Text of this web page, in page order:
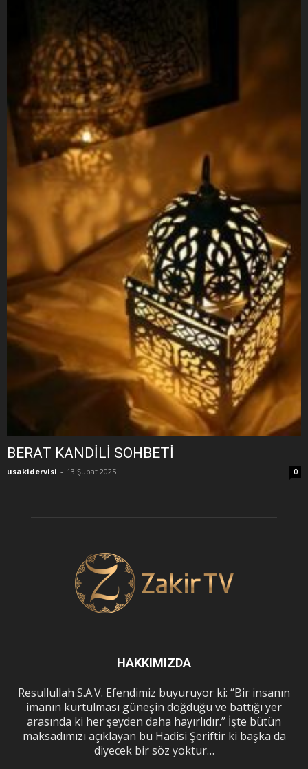
BERAT KANDİLİ SOHBETİ
usakidervisi - 13 Şubat 2025 0
HAKKIMIZDA
Resullullah S.A.V. Efendimiz buyuruyor ki: “Bir insanın
imanın kurtulması güneşin doğduğu ve battığı yer
arasında ki her şeyden daha hayırlıdır.” İşte bütün
maksadımızı açıklayan bu Hadisi Şeriftir ki başka da
diyecek bir söz yoktur…